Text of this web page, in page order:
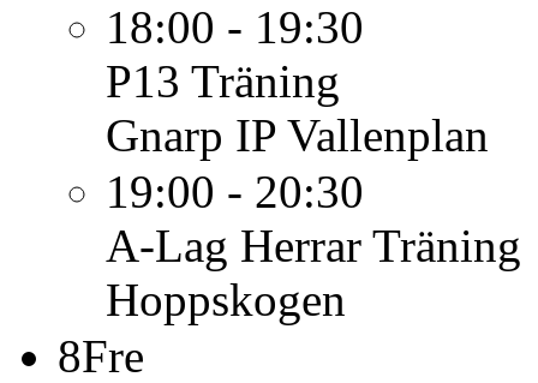
18:00 - 19:30
P13 Träning
Gnarp IP Vallenplan
19:00 - 20:30
A-Lag Herrar Träning
Hoppskogen
8Fre